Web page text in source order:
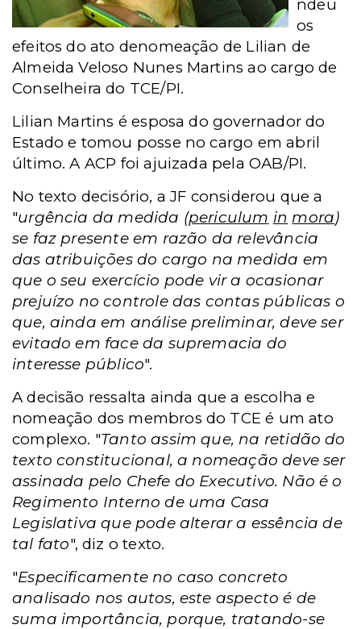
ndeu
os
efeitos do ato denomeação de Lilian de
Almeida Veloso Nunes Martins ao cargo de
Conselheira do TCE/PI.
Lilian Martins é esposa do governador do
Estado e tomou posse no cargo em abril
último. A ACP foi ajuizada pela OAB/PI.
No texto decisório, a JF considerou que a
"urgência da medida (periculum in mora)
se faz presente em razão da relevância
das atribuições do cargo na medida em
que o seu exercício pode vir a ocasionar
prejuízo no controle das contas públicas o
que, ainda em análise preliminar, deve ser
evitado em face da supremacia do
interesse público".
A decisão ressalta ainda que a escolha e
nomeação dos membros do TCEé um ato
complexo. "Tanto assim que, na retidão do
texto constitucional, a nomeaçãodeve ser
assinada pelo Chefe do Executivo. Não é o
Regimento Interno de uma Casa
Legislativa que pode alterar a essência de
tal fato", diz o texto.
"Especificamente no caso concreto
analisado nos autos, este aspecto é de
suma importância, porque, tratando-se